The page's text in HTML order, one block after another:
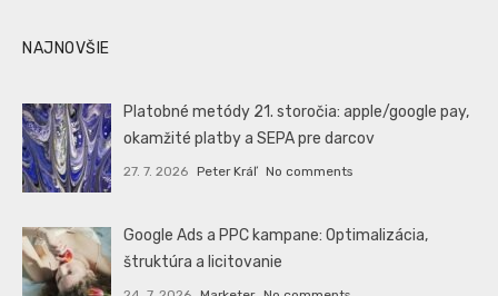
NAJNOVŠIE
Platobné metódy 21. storočia: apple/google pay,
okamžité platby a SEPA pre darcov
27. 7. 2026 Peter Kráľ No comments
Google Ads a PPC kampane: Optimalizácia,
štruktúra a licitovanie